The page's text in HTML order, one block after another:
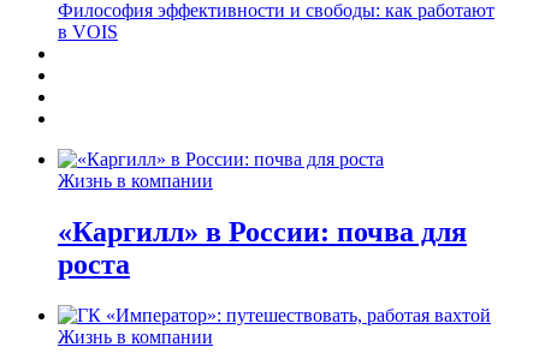
Философия эффективности и свободы: как работают
в VOIS
Жизнь в компании
«Каргилл» в России: почва для
роста
Жизнь в компании